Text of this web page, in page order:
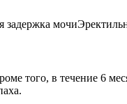
того, в течение 6